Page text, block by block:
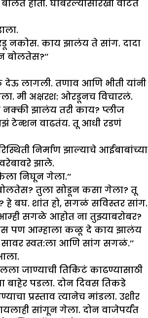
होती. घाबरल्यासारखी वाटत
रडू नकोस. काय झालंय ते सांग. दादा
देऊ लागली. तणाव आणि भीती यांनी
मी अक्षरश: ओरडूनच विचारलं.
नक्की झालंय तरी काय? प्लीज
टेन्शन वाढतंय. तू आधी रडणं
निर्माण झाल्याचे आईबाबांच्या
झाले.
निघून गेला.’’
बोलतेस? तुला सोडून कसा गेला? तू
हे बघ. शांत हो, सगळं सविस्तर सांग.
सगळे आहोत ना तुझ्याबरोबर?
पण आम्हाला कळू दे काय झालंय
स्वत:ला आणि सांग सगळं.’’
जाण्याची तिकिटं काढण्यासाठी
बाहेर पडला. दोन दिवस तिकडे
प्रस्ताव त्यानेच मांडला. उशीर
सांगून गेला. दोन वाजेपर्यंत